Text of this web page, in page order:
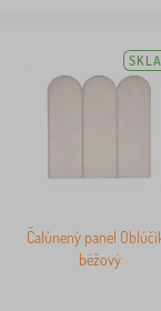
Čalúnený panel
béžový